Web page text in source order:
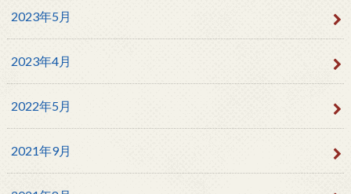
2023年5月
2023年4月
2022年5月
2021年9月